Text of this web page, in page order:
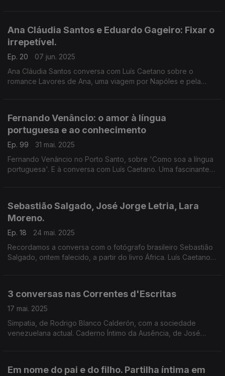
Ana Cláudia Santos e Eduardo Gageiro: Fixar o
irrepetível.
Ep. 20
07 jun. 2025
Ana Cláudia Santos conversa com Luís Caetano sobre o
romance Lavores de Ana, uma viagem por Napóles e pela
Fernando Venâncio: o amor à língua
portuguesa e ao conhecimento
Ep. 99
31 mai. 2025
Fernando Venâncio no Porto Santo, sobre 'Como soa a língua
portuguesa'. E à conversa com Luís Caetano. Uma fascinante
Sebastião Salgado, José Jorge Letria, Lara
Moreno.
Ep. 18
24 mai. 2025
Recordamos a conversa com o fotógrafo brasileiro Sebastião
Salgado, ontem falecido, a partir do livro África. Luís Caetano
3 conversas nas Correntes d'Escritas
17 mai. 2025
Simpatia, de Rodrigo Blanco Calderón, com a sociedade
venezuelana actual. Caderno Íntimo da Ausência, de José
Em nome do pai e do filho. Partilha íntima em